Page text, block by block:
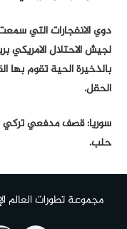
دوي الانفجارات التي
لجيش الاحتلال الامريكي
بالذخيرة الحية تقوم بها
الحقل.
سوريا: قصف مدفعي
حلب.
مجموعة تطورات العالم